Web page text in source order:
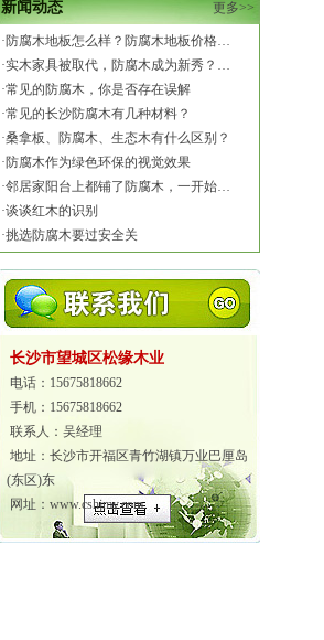
新闻动态 更多>>
· 防腐木地板怎么样？防腐木地板价格…
·实木家具被取代，防腐木成为新秀？…
·常见的防腐木，你是否存在误解
·常见的长沙防腐木有几种材料？
·桑拿板、防腐木、生态木有什么区别？
· 防腐木作为绿色环保的视觉效果
·邻居家阳台上都铺了防腐木，一开始…
·谈谈红木的识别
·挑选防腐木要过安全关
长沙市望城区松缘木业
电话：15675818662
手机：15675818662
联系人：吴经理
地址：长沙市开福区青竹湖镇万业巴厘岛
(东区)东
网址：www.cshjmy.com